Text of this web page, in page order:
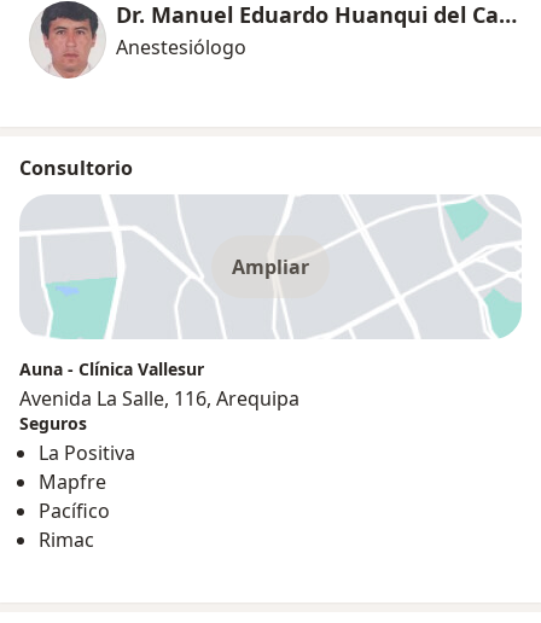
Dr. Manuel Eduardo Huanqui del Carpio
Anestesiólogo
Consultorio
Ampliar
Auna - Clínica Vallesur
Avenida La Salle, 116, Arequipa
Seguros
La Positiva
Mapfre
Pacífico
Rimac